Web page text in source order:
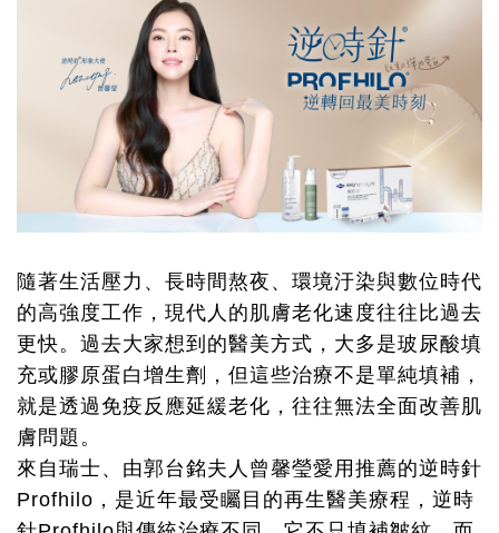
隨著生活壓力、長時間熬夜、環境汙染與數位時代
的高強度工作，現代人的肌膚老化速度往往比過去
更快。過去大家想到的醫美方式，大多是玻尿酸填
充或膠原蛋白增生劑，但這些治療不是單純填補，
就是透過免疫反應延緩老化，往往無法全面改善肌
膚問題。
來自瑞士、由郭台銘夫人曾馨瑩愛用推薦的逆時針
Profhilo，是近年最受矚目的再生醫美療程，逆時